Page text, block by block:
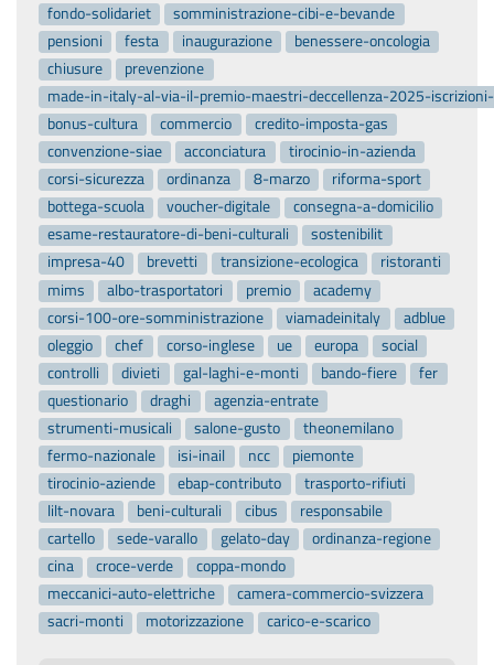
fondo-solidariet
somministrazione-cibi-e-bevande
pensioni
festa inaugurazione
benessere-oncologia
chiusure
prevenzione
made-in-italy-al-via-il-premio-maestri-deccellenza-2025-
bonus-cultura
commercio
credito-imposta-gas
convenzione-siae
acconciatura
tirocinio-in-azienda
corsi-sicurezza
ordinanza 8-marzo
riforma-sport
bottega-scuola
voucher-digitale
consegna-a-domicilio
esame-restauratore-di-beni-culturali
sostenibilit
impresa-40
brevetti transizione-ecologica
ristoranti
mims
albo-trasportatori premio
academy
corsi-100-ore-somministrazione
viamadeinitaly
adblue
oleggio
chef corso-inglese ue europa
social
controlli
divieti gal-laghi-e-monti bando-fiere
fer
questionario
draghi
agenzia-entrate
strumenti-musicali
salone-gusto
theonemilano
fermo-nazionale
isi-inail ncc
piemonte
tirocinio-aziende
ebap-contributo
trasporto-rifiuti
lilt-novara
beni-culturali cibus
responsabile
cartello
sede-varallo gelato-day
ordinanza-regione
cina
croce-verde
coppa-mondo
meccanici-auto-elettriche
camera-commercio-svizzera
sacri-monti
motorizzazione carico-e-scarico